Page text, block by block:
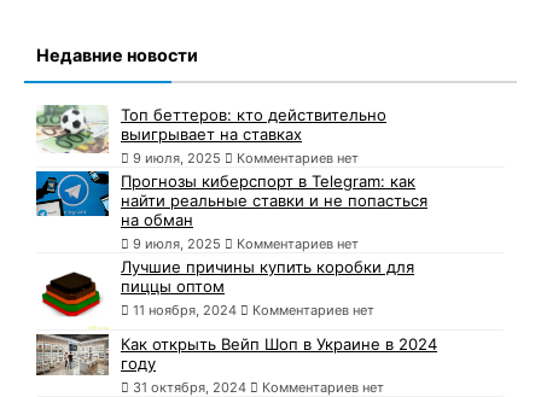
Недавние новости
Топ беттеров: кто действительно
выигрывает на ставках
9 июля, 2025 Комментариев нет
Прогнозы киберспорт в Telegram: как
найти реальные ставки и не попасться
на обман
9 июля, 2025 Комментариев нет
Лучшие причины купить коробки для
пиццы оптом
11 ноября, 2024 Комментариев нет
Как открыть Вейп Шоп в Украине в 2024
году
31 октября, 2024 Комментариев нет